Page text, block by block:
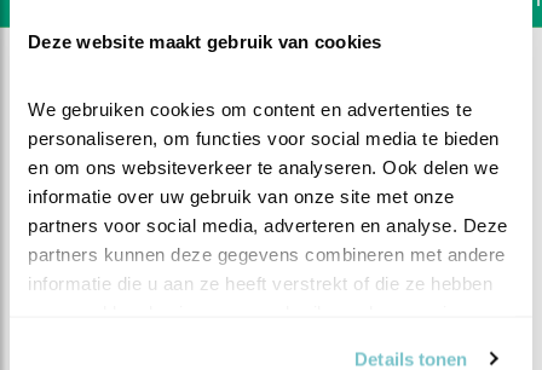
Deze website maakt gebruik van cookies
We gebruiken cookies om content en advertenties te
personaliseren, om functies voor social media te bieden
en om ons websiteverkeer te analyseren. Ook delen we
informatie over uw gebruik van onze site met onze
partners voor social media, adverteren en analyse. Deze
partners kunnen deze gegevens combineren met andere
informatie die u aan ze heeft verstrekt of die ze hebben
Details tonen